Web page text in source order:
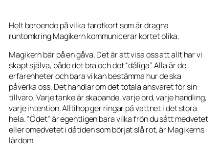
Helt beroende på vilka tarotkort som är dragna
runtomkring Magikern kommunicerar kortet olika.
Magikern bär på en gåva. Det är att visa oss att allt har vi
skapt själva, både det bra och det “dåliga”. Alla är de
erfarenheter och bara vi kan bestämma hur de ska
påverka oss. Det handlar om det totala ansvaret för sin
tillvaro. Varje tanke är skapande, varje ord, varje handling,
varje intention. Alltihop ger ringar på vattnet i det stora
hela. “Ödet” är egentligen bara vilka frön du sått medvetet
eller omedvetet i dåtiden som börjat slå rot, är Magikerns
lärdom.